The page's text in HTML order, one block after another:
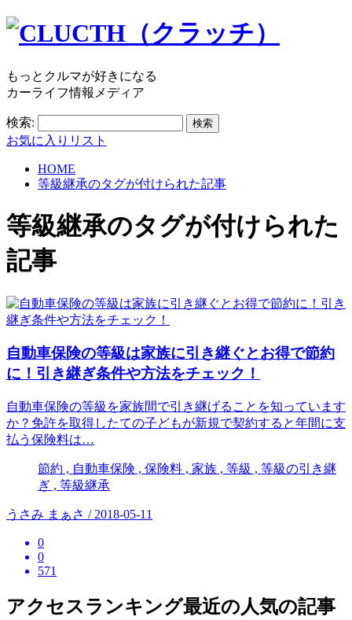
もっとクルマが好きになる
カーライフ情報メディア
検索:
お気に入りリスト
HOME
等級継承のタグが付けられた記事
等級継承のタグが付けられた
記事
自動車保険の等級は家族に引き継ぐとお得で節約
に！引き継ぎ条件や方法をチェック！
自動車保険の等級を家族間で引き継げることを知っています
か？免許を取得したての子どもが新規で契約すると年間に支
払う保険料は…
節約 , 自動車保険 , 保険料 , 家族 , 等級 , 等級の引き継
ぎ , 等級継承
うさみ まぁさ / 2018-05-11
0
0
571
アクセスランキング最近の人気の記事